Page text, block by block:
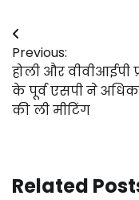
Post
navigation
Previous:
होली और वीवीआईपी
के पूर्व एसपी ने
की ली मीटिंग
Related